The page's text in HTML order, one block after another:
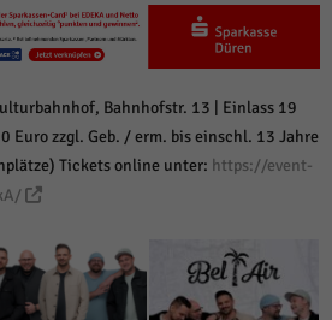
Bahnhofstr. 13 | Einlass 19
Euro zzgl. Geb. / erm. bis einschl. 13 Jahre
Tickets online unter: https://event-
Drittanbietern oder Publishern verwendet,
Sie tun dies, indem sie Besucher
und Social-Media-Plattformen werden
Cookies von externen Medien akzeptiert
Informationen anzeigen
Datenschutzerklärung Impressum